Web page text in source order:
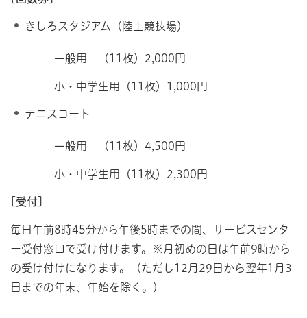
きしろスタジアム（陸上競技場）
一般用 （11枚）2,000円
小・中学生用（11枚）1,000円
テニスコート
一般用 （11枚）4,500円
小・中学生用（11枚）2,300円
[受付]
毎日午前8時45分から午後5時までの間、サービスセンタ
ー受付窓口で受け付けます。※月初めの日は午前9時から
の受け付けになります。（ただし12月29日から翌年1月3
日までの年末、年始を除く。）